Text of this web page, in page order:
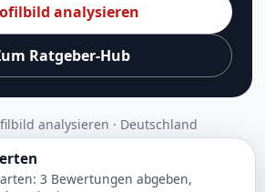
analysieren
Ratgeber-Hub
analysieren · Deutschland
3 Bewertungen abgeben,